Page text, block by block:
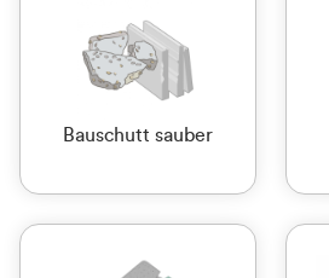
Bauschutt sauber